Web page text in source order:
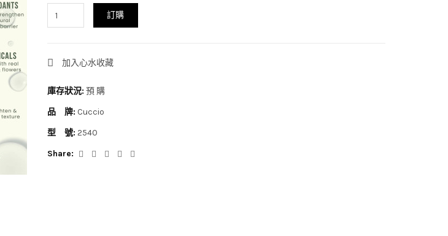
訂購
加入心水收藏
庫存狀況: 預 購
品 牌: Cuccio
型 號: 2540
Share: